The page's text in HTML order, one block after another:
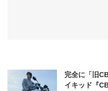
完全に「旧
イキッド『